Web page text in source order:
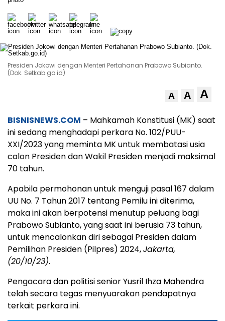
Presiden Jokowi dengan Menteri Pertahanan Prabowo Subianto.
(Dok. Setkab.go.id)
A A A
BISNISNEWS.COM – Mahkamah Konstitusi (MK) saat
ini sedang menghadapi perkara No. 102/PUU-
XXI/2023 yang meminta MK untuk membatasi usia
calon Presiden dan Wakil Presiden menjadi maksimal
70 tahun.
Apabila permohonan untuk menguji pasal 167 dalam
UU No. 7 Tahun 2017 tentang Pemilu ini diterima,
maka ini akan berpotensi menutup peluang bagi
Prabowo Subianto, yang saat ini berusia 73 tahun,
untuk mencalonkan diri sebagai Presiden dalam
Pemilihan Presiden (Pilpres) 2024,Jakarta,
(20/10/23).
Pengacara dan politisi senior Yusril Ihza Mahendra
telah secara tegas menyuarakan pendapatnya
terkait perkara ini.